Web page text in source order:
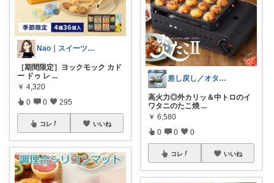
Nao｜スイーツROOM🍰
［期間限定］ヨックモック カド
ー ドゥ レ ...
￥ 4,320
0 0 295
コレ いいね
差し戻し／オタクが擬態して社会生活を営む
高火力◎外カリッ＆中トロのイ
ワタニのたこ焼 ...
￥ 6,580
0 0 0
コレ いいね